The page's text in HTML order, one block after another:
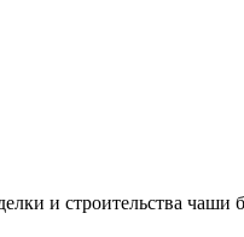
и строительства